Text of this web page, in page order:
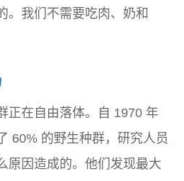
。我们不需要吃肉、奶和
正在自由落体。自 1970 年
60% 的野生种群，研究人员
原因造成的。他们发现最大